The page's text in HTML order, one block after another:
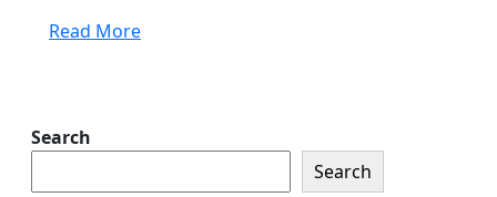
Muda
Read MoreRead
Search
Search